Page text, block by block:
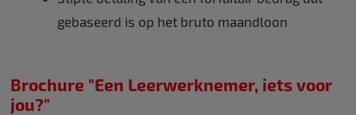
gebaseerd is op het bruto maandloon
Brochure "Een Leerwerknemer, iets voor
jou?"